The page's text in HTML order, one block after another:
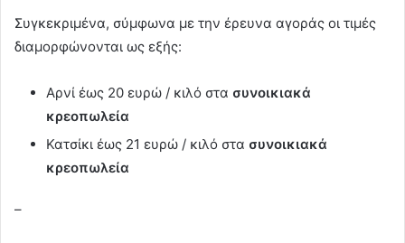
Συγκεκριμένα, σύμφωνα με την έρευνα αγοράς οι τιμές
διαμορφώνονται ως εξής:
Αρνί έως 20 ευρώ / κιλό στα συνοικιακά
κρεοπωλεία
Κατσίκι έως 21 ευρώ / κιλό στα συνοικιακά
κρεοπωλεία
–